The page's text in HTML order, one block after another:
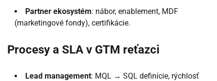
Partner ekosystém: nábor, enablement, MDF
(marketingové fondy), certifikácie.
Procesy a SLA v GTM reťazci
Lead management: MQL → SQL definície, rýchlosť